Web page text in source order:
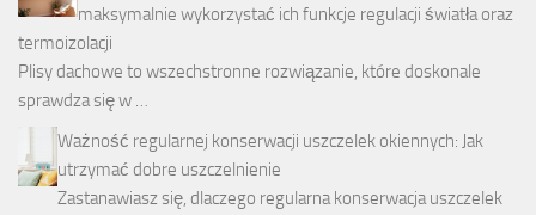
maksymalnie wykorzystać ich funkcje regulacji światła oraz
termoizolacji
Plisy dachowe to wszechstronne rozwiązanie, które doskonale
sprawdza się w …
Ważność regularnej konserwacji uszczelek okiennych: Jak
utrzymać dobre uszczelnienie
Zastanawiasz się, dlaczego regularna konserwacja uszczelek